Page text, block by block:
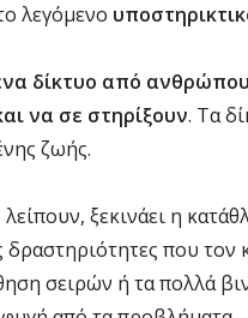
λεγόμενο
δίκτυο από
να σε στηρίξουν. Τα
ζωής.
ξεκινάει η
που τον
σειρών ή τα πολλά